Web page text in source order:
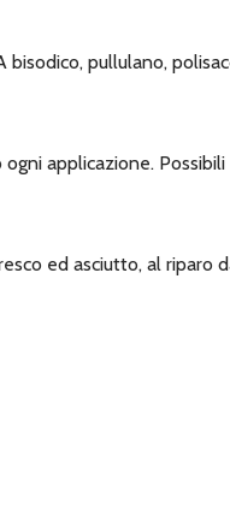
pullulano,
ogni applicazione.
ed asciutto, al riparo